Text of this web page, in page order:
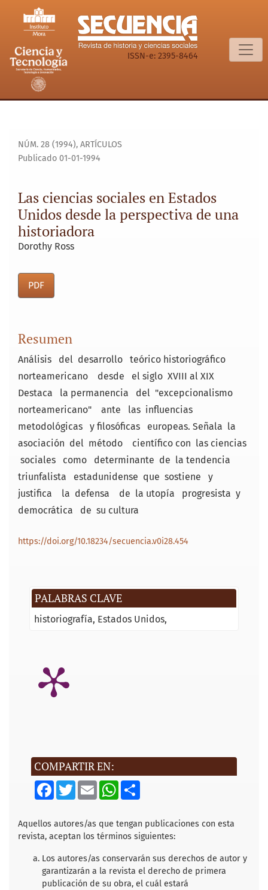
Las ciencias sociales en Estados Unidos desde la
ISSN-e: 2395-8464
NÚM. 28 (1994), ARTÍCULOS
Las ciencias sociales en Estados
Unidos desde la perspectiva de una
historiadora
Publicado 01-01-1994
Dorothy Ross
PDF
PALABRAS CLAVE
historiografía Estados Unidos
COMPARTIR EN:
F
a
b
o
o
T
w
t
e
r
E
m
l
W
s
A
p
S
e
Resumen
Análisis del desarrollo teórico historiográfico
norteamericano desde el siglo XVIII al XIX
Destaca la permanencia del "excepcionalismo
norteamericano" ante las influencias
metodológicas y filosóficas europeas. Señala la
asociación del método científico con las ciencias
sociales como determinante de la tendencia
triunfalista estadunidense que sostiene y
justifica la defensa de la utopía progresista y
democrática de su cultura
https://doi.org/10.18234/secuencia.v0i28.454
Aquellos autores/as que tengan publicaciones con esta
revista, aceptan los términos siguientes:
Los autores/as conservarán sus derechos de autor y
garantizarán a la revista el derecho de primera
publicación de su obra, el cuál estará